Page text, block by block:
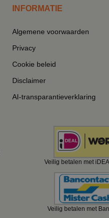
INFORMATIE
Algemene voorwaarden
Privacy
Cookie beleid
Disclaimer
AI-transparantieverklaring
Veilig betalen met
Veilig betalen met